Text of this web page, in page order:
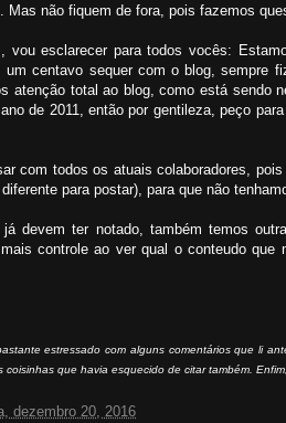
Mas não fiquem de fora, pois fazemos
vou esclarecer para todos vocês:
centavo sequer com o blog, sempre
atenção total ao blog, como está sendo
de 2011, então por gentileza, peço
com todos os atuais colaboradores,
para postar), para que não
devem ter notado, também temos
controle ao ver qual o conteudo
estressado com alguns comentários que li
coisinhas que havia esquecido de citar também.
dezembro 20, 2016